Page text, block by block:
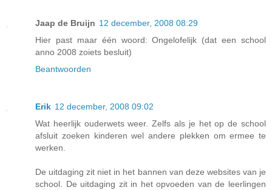
Jaap de Bruijn 12 december, 2008 08:29
Hier past maar één woord: Ongelofelijk (dat een school
anno 2008 zoiets besluit)
Beantwoorden
Erik 12 december, 2008 09:02
Wat heerlijk ouderwets weer. Zelfs als je het op de school
afsluit zoeken kinderen wel andere plekken om ermee te
werken.
De uitdaging zit niet in het bannen van deze websites van je
school. De uitdaging zit in het opvoeden van de leerlingen